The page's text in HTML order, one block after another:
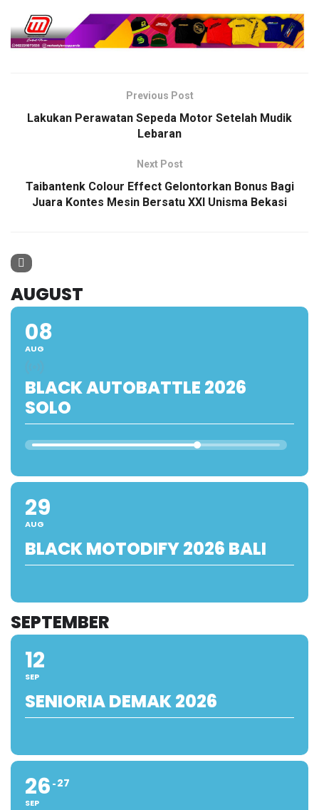
Previous Post
Lakukan Perawatan Sepeda Motor Setelah Mudik
Lebaran
Next Post
Taibantenk Colour Effect Gelontorkan Bonus Bagi
Juara Kontes Mesin Bersatu XXI Unisma Bekasi
AUGUST
08
AUG
BLACK AUTOBATTLE 2026
SOLO
29
AUG
BLACK MOTODIFY 2026 BALI
SEPTEMBER
12
SEP
SENIORIA DEMAK 2026
26
SEP
27